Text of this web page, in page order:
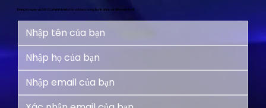
Đăng ký ngay và bắt đầu hành trình đến với cuộc sống hạnh phúc và viên mãn hơn!